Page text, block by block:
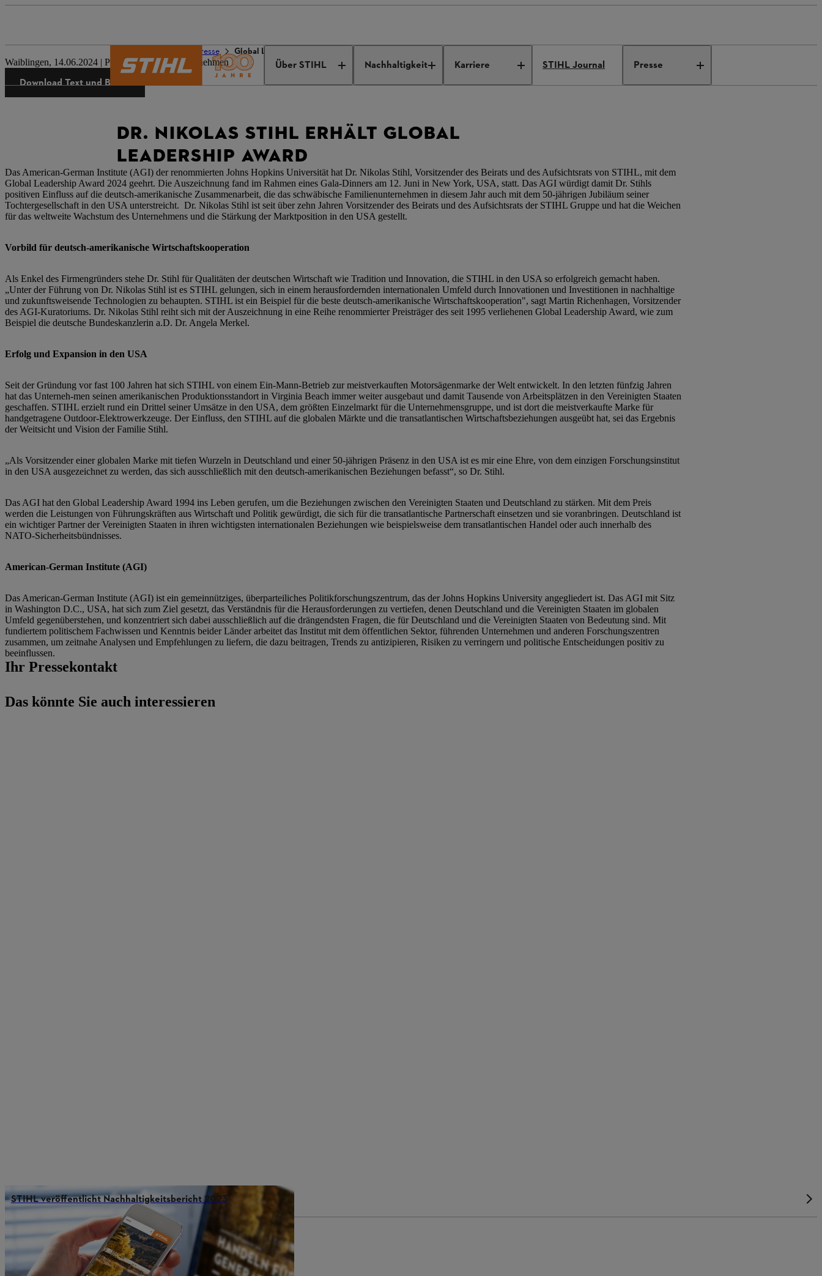
Über STIHL Nachhaltigkeit Karriere STIHL Journal Presse
Presse Global Leadership Award
Waiblingen, 14.06.2024 | Presseinformation Unternehmen
Download Text und Bilder
DR. NIKOLAS STIHL ERHÄLT GLOBAL
LEADERSHIP AWARD
Das American-German Institute (AGI) der renommierten Johns Hopkins Universität hat Dr. Nikolas Stihl, Vorsitzender des Beirats und des Aufsichtsrats von STIHL, mit dem
Global Leadership Award 2024 geehrt. Die Auszeichnung fand im Rahmen eines Gala-Dinners am 12. Juni in New York, USA, statt. Das AGI würdigt damit Dr. Stihls
positiven Einfluss auf die deutsch-amerikanische Zusammenarbeit, die das schwäbische Familienunternehmen in diesem Jahr auch mit dem 50-jährigen Jubiläum seiner
Tochtergesellschaft in den USA unterstreicht. Dr. Nikolas Stihl ist seit über zehn Jahren Vorsitzender des Beirats und des Aufsichtsrats der STIHL Gruppe und hat die Weichen
für das weltweite Wachstum des Unternehmens und die Stärkung der Marktposition in den USA gestellt.
Vorbild für deutsch-amerikanische Wirtschaftskooperation
Als Enkel des Firmengründers stehe Dr. Stihl für Qualitäten der deutschen Wirtschaft wie Tradition und Innovation, die STIHL in den USA so erfolgreich gemacht haben.
„Unter der Führung von Dr. Nikolas Stihl ist es STIHL gelungen, sich in einem herausfordernden internationalen Umfeld durch Innovationen und Investitionen in nachhaltige
und zukunftsweisende Technologien zu behaupten. STIHL ist ein Beispiel für die beste deutsch-amerikanische Wirtschaftskooperation", sagt Martin Richenhagen, Vorsitzender
des AGI-Kuratoriums. Dr. Nikolas Stihl reiht sich mit der Auszeichnung in eine Reihe renommierter Preisträger des seit 1995 verliehenen Global Leadership Award, wie zum
Beispiel die deutsche Bundeskanzlerin a.D. Dr. Angela Merkel.
Erfolg und Expansion in den USA
Seit der Gründung vor fast 100 Jahren hat sich STIHL von einem Ein-Mann-Betrieb zur meistverkauften Motorsägenmarke der Welt entwickelt. In den letzten fünfzig Jahren
hat das Unterneh-men seinen amerikanischen Produktionsstandort in Virginia Beach immer weiter ausgebaut und damit Tausende von Arbeitsplätzen in den Vereinigten Staaten
geschaffen. STIHL erzielt rund ein Drittel seiner Umsätze in den USA, dem größten Einzelmarkt für die Unternehmensgruppe, und ist dort die meistverkaufte Marke für
handgetragene Outdoor-Elektrowerkzeuge. Der Einfluss, den STIHL auf die globalen Märkte und die transatlantischen Wirtschaftsbeziehungen ausgeübt hat, sei das Ergebnis
der Weitsicht und Vision der Familie Stihl.
„Als Vorsitzender einer globalen Marke mit tiefen Wurzeln in Deutschland und einer 50-jährigen Präsenz in den USA ist es mir eine Ehre, von dem einzigen Forschungsinstitut
in den USA ausgezeichnet zu werden, das sich ausschließlich mit den deutsch-amerikanischen Beziehungen befasst“, so Dr. Stihl.
Das AGI hat den Global Leadership Award 1994 ins Leben gerufen, um die Beziehungen zwischen den Vereinigten Staaten und Deutschland zu stärken. Mit dem Preis
werden die Leistungen von Führungskräften aus Wirtschaft und Politik gewürdigt, die sich für die transatlantische Partnerschaft einsetzen und sie voranbringen. Deutschland ist
ein wichtiger Partner der Vereinigten Staaten in ihren wichtigsten internationalen Beziehungen wie beispielsweise dem transatlantischen Handel oder auch innerhalb des
NATO-Sicherheitsbündnisses.
American-German Institute (AGI)
Das American-German Institute (AGI) ist ein gemeinnütziges, überparteiliches Politikforschungszentrum, das der Johns Hopkins University angegliedert ist. Das AGI mit Sitz
in Washington D.C., USA, hat sich zum Ziel gesetzt, das Verständnis für die Herausforderungen zu vertiefen, denen Deutschland und die Vereinigten Staaten im globalen
Umfeld gegenüberstehen, und konzentriert sich dabei ausschließlich auf die drängendsten Fragen, die für Deutschland und die Vereinigten Staaten von Bedeutung sind. Mit
fundiertem politischem Fachwissen und Kenntnis beider Länder arbeitet das Institut mit dem öffentlichen Sektor, führenden Unternehmen und anderen Forschungszentren
zusammen, um zeitnahe Analysen und Empfehlungen zu liefern, die dazu beitragen, Trends zu antizipieren, Risiken zu verringern und politische Entscheidungen positiv zu
beeinflussen.
Ihr Pressekontakt
Das könnte Sie auch interessieren
STIHL veröffentlicht Nachhaltigkeitsbericht 2023